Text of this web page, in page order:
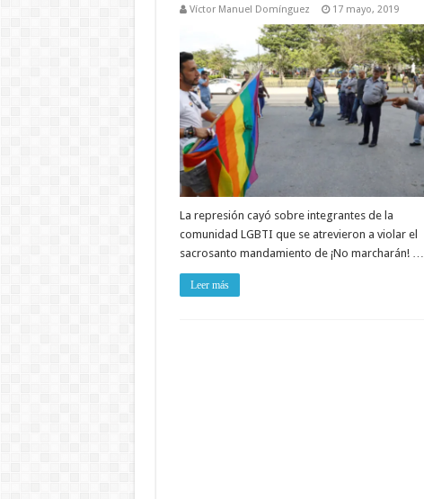
Víctor Manuel Domínguez 17 mayo, 2019
La represión cayó sobre integrantes de la
comunidad LGBTI que se atrevieron a violar el
sacrosanto mandamiento de ¡No marcharán! …
Leer más